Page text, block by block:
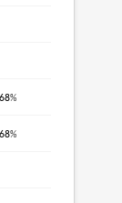
68%
68%